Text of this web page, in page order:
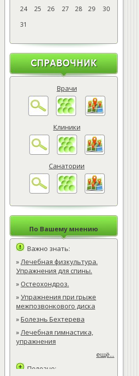
24
25 26 27 28 29
30
31
Врачи
Клиники
Санатории
По Вашему мнению
Важно знать:
»Лечебная физкультура.
Упражнения для спины.
» Остеохондроз.
»Упражнения при грыже
межпозвонкового диска
»Болезнь Бехтерева
»Лечебная гимнастика,
упражнения
ещё...
Полезно: